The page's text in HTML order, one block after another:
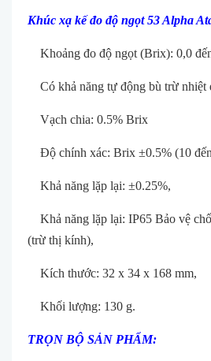
Khúc xạ kế đo độ ngọt 53 Alpha
Khoảng đo độ ngọt (Brix): 0,0
Có khả năng tự động bù trừ nhiệt
Vạch chia: 0.5% Brix
Độ chính xác: Brix ±0.5% (10
Khả năng lặp lại: ±0.25%,
Khả năng lặp lại: IP65 Bảo vệ
(trừ thị kính),
Kích thước: 32 x 34 x 168 mm,
Khối lượng: 130 g.
TRỌN BỘ SẢN PHẨM: